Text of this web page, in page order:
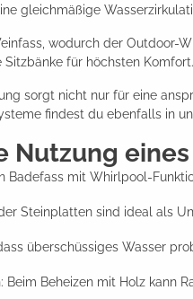
gleichmäßige
wodurch der Outdoor-
für höchsten Komfort.
sorgt nicht nur für eine
findest du ebenfalls in
Nutzung
Badefass mit Whirlpool-
Steinplatten sind ideal als
überschüssiges Wasser
Beheizen mit Holz kann